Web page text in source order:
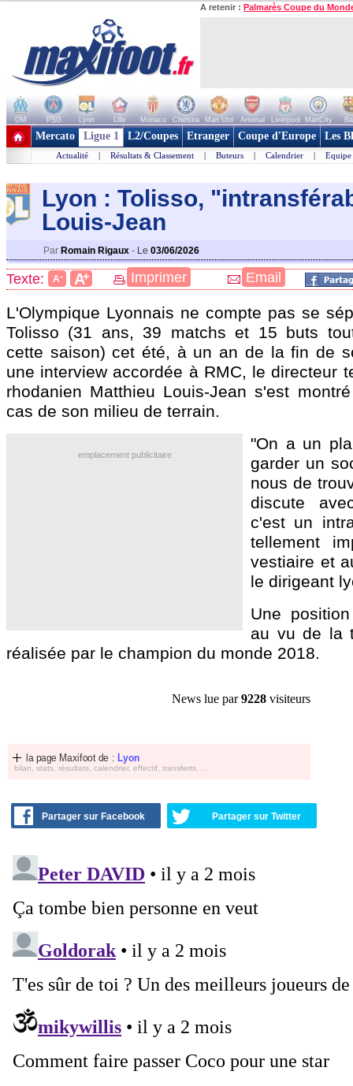
A retenir : Palmarès Coupe du
OM PSG Lyon Lille Monaco Chelsea Man Utd Arsenal Liverpool ManCity
+ de clubs
Mercato Ligue 1 L2/Coupes Etranger Coupe d'Europe Les
Actualité | Résultats & Classement | Buteurs | Calendrier | Equipe
Lyon : Tolisso,
Louis-Jean
Par Romain Rigaux - Le 03/06/2026
Texte: A- A+ Imprimer Email
L'Olympique Lyonnais ne compte pas se
Tolisso (31 ans, 39 matchs et 15 buts
cette saison) cet été, à un an de la fin de
une interview accordée à RMC, le directeur
rhodanien Matthieu Louis-Jean s'est
cas de son milieu de terrain.
emplacement publicitaire
"On a un
garder un
nous de
discute
c'est un
tellement
vestiaire et
le dirigeant
Une
au vu de la
réalisée par le champion du monde 2018.
News lue par9228 visiteurs
la page Maxifoot de : Lyon
bilan, stats, résultats, calendrier, effectif, transferts, ...
Partager sur Facebook Partager sur Twitter